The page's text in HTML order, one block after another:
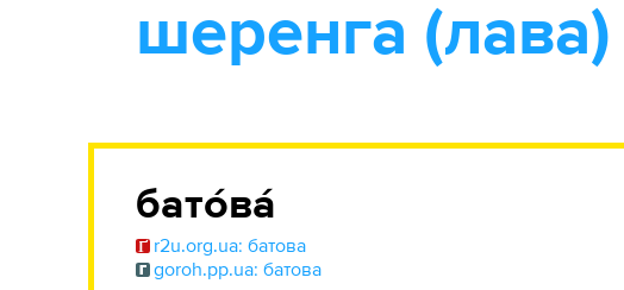
шеренга (лава)
бато́ва́
r2u.org.ua: батова
goroh.pp.ua: батова